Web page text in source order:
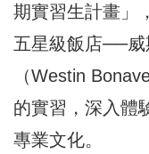
期實習生計畫」
五星級飯店──
（Westin
的實習，深入體
專業文化。